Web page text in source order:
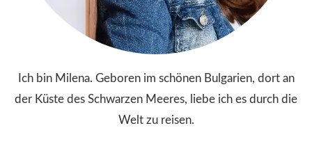
Ich bin Milena. Geboren im schönen Bulgarien, dort an
der Küste des Schwarzen Meeres, liebe ich es durch die
Welt zu reisen.